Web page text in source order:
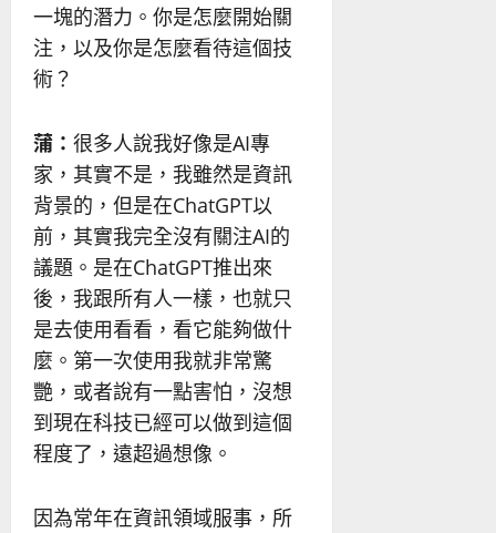
一塊的潛力。你是怎麼開始關
注，以及你是怎麼看待這個技
術？
蒲： 很多人說我好像是AI專
家，其實不是，我雖然是資訊
背景的，但是在ChatGPT以
前，其實我完全沒有關注AI的
議題。是在ChatGPT推出來
後，我跟所有人一樣，也就只
是去使用看看，看它能夠做什
麼。第一次使用我就非常驚
艷，或者說有一點害怕，沒想
到現在科技已經可以做到這個
程度了，遠超過想像。
因為常年在資訊領域服事，所